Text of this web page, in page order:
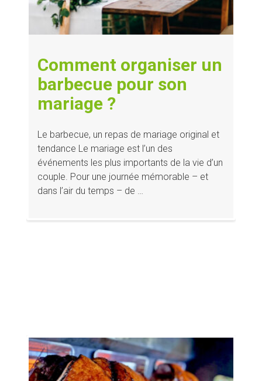
Comment organiser un
barbecue pour son
mariage ?
Le barbecue, un repas de mariage original et
tendance Le mariage est l’un des
événements les plus importants de la vie d’un
couple. Pour une journée mémorable – et
dans l’air du temps – de …